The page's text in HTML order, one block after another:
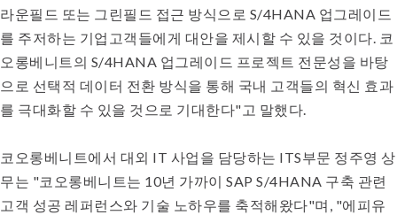
라운필드 또는 그린필드 접근 방식으로 S/4HANA 업그레이드
를 주저하는 기업고객들에게 대안을 제시할 수 있을 것이다. 코
오롱베니트의 S/4HANA 업그레이드 프로젝트 전문성을 바탕
으로 선택적 데이터 전환 방식을 통해 국내 고객들의 혁신 효과
를 극대화할 수 있을 것으로 기대한다"고 말했다.
코오롱베니트에서 대외 IT 사업을 담당하는 ITS부문 정주영 상
무는 "코오롱베니트는 10년 가까이 SAP S/4HANA 구축 관련
고객 성공 레퍼런스와 기술 노하우를 축적해왔다"며, "에피유